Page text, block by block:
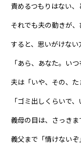
責めるつもりはない、
それでも夫の動きが、
すると、思いがけない
「あら、あなた。い
夫は「いや、その、
「ゴミ出しくらいで
義母の目は、さっきま
義父まで「情けないぞ